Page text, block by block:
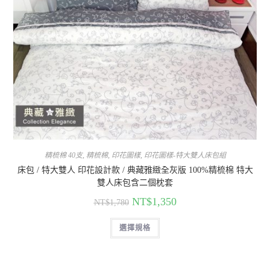
精梳棉 40支, 精梳棉, 印花圖樣, 印花圖樣-特大雙人床包組
床包 / 特大雙人 印花設計款 / 典藏雅緻全灰版 100%精梳棉 特大
雙人床包含二個枕套
NT$1,780 NT$1,350
選擇規格